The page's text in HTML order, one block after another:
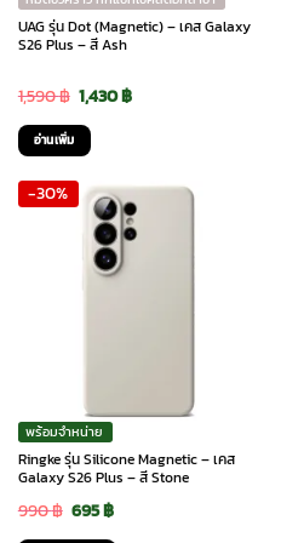
UAG รุ่น Dot (Magnetic) – เคส Galaxy
S26 Plus – สี Ash
1,590฿ Original
price
was:
1,590 ฿.
1,430฿Current
1,430 ฿.
อ่านเพิ่ม
-30%
พร้อมจำหน่าย
Ringke รุ่น Silicone Magnetic – เคส
Galaxy S26 Plus – สี Stone
990฿ Original
695฿Current